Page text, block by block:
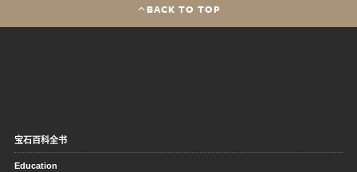
BACK TO TOP
宝石百科全书
Education